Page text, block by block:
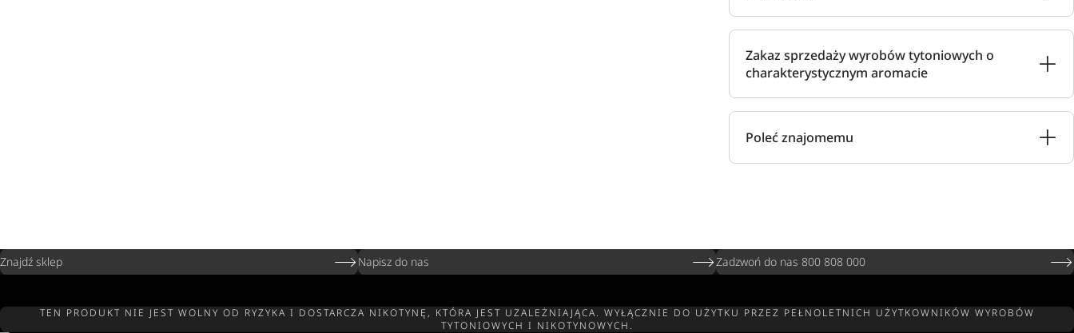
Zakaz sprzedaży wyrobów tytoniowych o
charakterystycznym aromacie
Poleć znajomemu
Znajdź sklep Napisz do nas Zadzwoń do nas 800 808 000
TEN PRODUKT NIE JEST WOLNY OD RYZYKA I DOSTARCZA NIKOTYNĘ, KTÓRA JEST UZALEŻNIAJĄCA. WYŁĄCZNIE DO UŻYTKU PRZEZ PEŁNOLETNICH UŻYTKOWNIKÓW WYROBÓW
TYTONIOWYCH I NIKOTYNOWYCH.